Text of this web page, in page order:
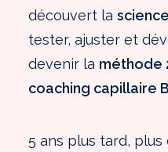
découvert la
tester, ajuster et
devenir la méthode
coaching capillaire
5 ans plus tard, plus